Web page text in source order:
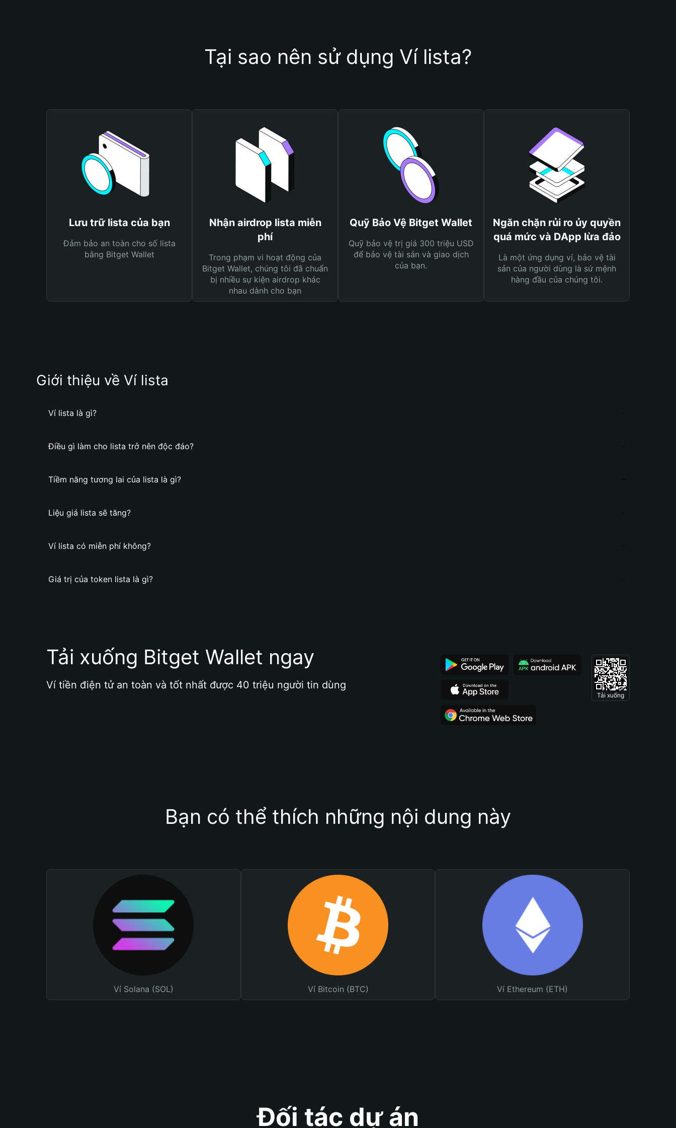
Tại sao nên sử dụng Ví lista?
Lưu trữ lista của bạn
Đảm bảo an toàn cho số lista
bằng Bitget Wallet
Nhận airdrop lista miễn
phí
Trong phạm vi hoạt động của
Bitget Wallet, chúng tôi đã chuẩn
bị nhiều sự kiện airdrop khác
nhau dành cho bạn
Quỹ Bảo Vệ Bitget Wallet
Quỹ bảo vệ trị giá 300 triệu USD
để bảo vệ tài sản và giao dịch
của bạn.
Ngăn chặn rủi ro ủy quyền
quá mức và DApp lừa đảo
Là một ứng dụng ví, bảo vệ tài
sản của người dùng là sứ mệnh
hàng đầu của chúng tôi.
Giới thiệu về Ví lista
Ví lista là gì?
Điều gì làm cho lista trở nên độc đáo?
Tiềm năng tương lai của lista là gì?
Liệu giá lista sẽ tăng?
Ví lista có miễn phí không?
Giá trị của token lista là gì?
Tải xuống Bitget Wallet ngay
Ví tiền điện tử an toàn và tốt nhất được 40 triệu người tin dùng
Tải xuống
Bạn có thể thích những nội dung này
Ví Solana (SOL) Ví Bitcoin (BTC) Ví Ethereum (ETH)
Đối tác dự án